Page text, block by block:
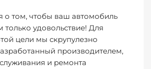
о том, чтобы ваш автомобиль
только удовольствие! Для
цели мы скрупулезно
производителем,
и ремонта